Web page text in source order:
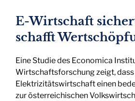
E-Wirtschaft
schafft
Eine Studie des Economica
Wirtschaftsforschung zeigt,
Elektrizitätswirtschaft einen
zur österreichischen